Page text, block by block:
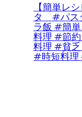
【簡単レ
タ #パス
ラ飯 #簡
料理 #節
料理 #貧
#時短料